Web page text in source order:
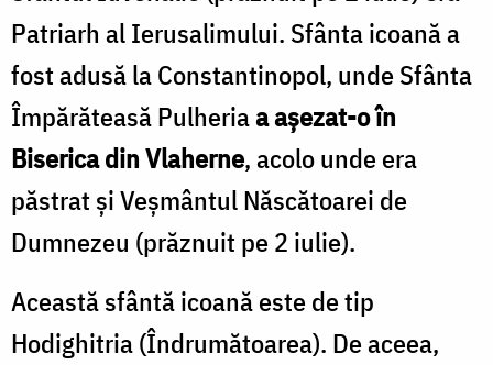
Patriarh al Ierusalimului. Sfânta icoană a
fost adusă la Constantinopol, unde Sfânta
Împărăteasă Pulheriaa așezat-o în
Biserica din Vlaherne, acolo unde era
păstrat și Veșmântul Născătoarei de
Dumnezeu (prăznuit pe 2 iulie).
Această sfântă icoană este de tip
Hodighitria (Îndrumătoarea). De aceea,